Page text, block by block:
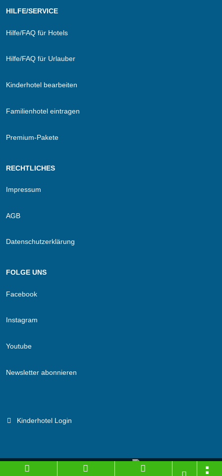
HILFE/SERVICE
Hilfe/FAQ für Hotels
Hilfe/FAQ für Urlauber
Kinderhotel bearbeiten
Familienhotel eintragen
Premium-Pakete
RECHTLICHES
Impressum
AGB
Datenschutzerklärung
FOLGE UNS
Facebook
Instagram
Youtube
Newsletter abonnieren
Kinderhotel Login
Branchenportal Software made in Germany